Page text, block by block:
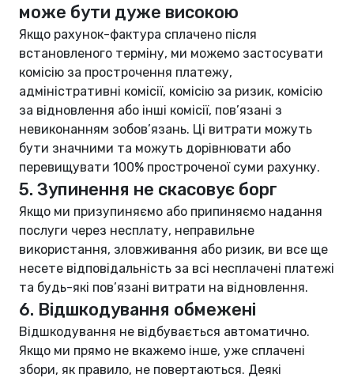
може бути дуже високою
Якщо рахунок-фактура сплачено після
встановленого терміну, ми можемо застосувати
комісію за прострочення платежу,
адміністративні комісії, комісію за ризик, комісію
за відновлення або інші комісії, пов’язані з
невиконанням зобов’язань. Ці витрати можуть
бути значними та можуть дорівнювати або
перевищувати 100% простроченої суми рахунку.
5. Зупинення не скасовує борг
Якщо ми призупиняємо або припиняємо надання
послуги через несплату, неправильне
використання, зловживання або ризик, ви все ще
несете відповідальність за всі несплачені платежі
та будь-які пов’язані витрати на відновлення.
6. Відшкодування обмежені
Відшкодування не відбувається автоматично.
Якщо ми прямо не вкажемо інше, уже сплачені
збори, як правило, не повертаються. Деякі